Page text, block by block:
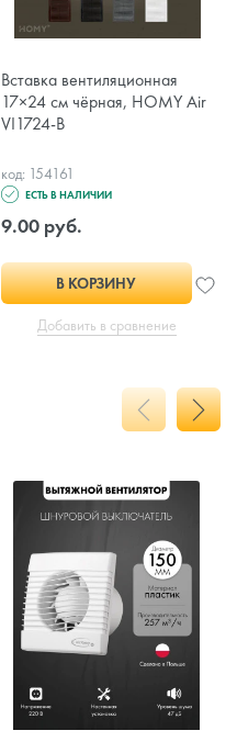
Вставка вентиляционная
17×24 см чёрная, HOMY Air
VI1724-B
код: 154161
ЕСТЬ В НАЛИЧИИ
9.00 руб.
В КОРЗИНУ
Добавить в сравнение